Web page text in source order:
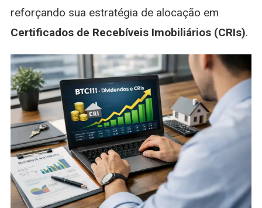
CRIs
reforçando sua estratégia de alocação em
Certificados de Recebíveis Imobiliários (CRIs).